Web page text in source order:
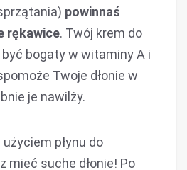
powinnaś
rękawice. Twój krem do
bogaty w witaminy A i
Twoje dłonie w
je nawilży.
płynu do
mieć suche dłonie! Po